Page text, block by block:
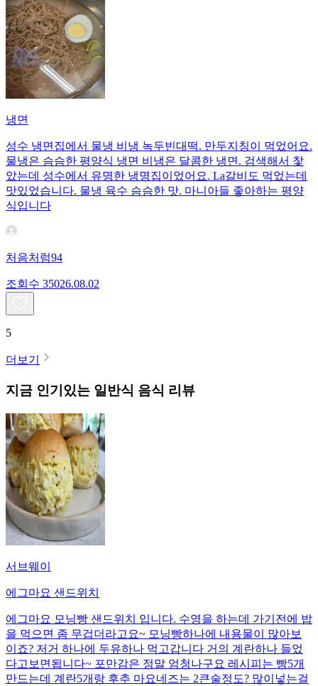
냉면
성수 냉면집에서 물냉 비냉 녹두빈대떡. 만두지칭이 먹었어요.
물냉은 슴슴한 평양식 냉면 비냉은 달콤한 냉면. 검색해서 찿
았는데 성수에서 유명한 냉명집이었어요. La갈비도 먹었는데
맛있었습니다. 물냉 육수 슴슴한 맛. 마니아들 좋아하는 평양
식입니다
처음처럼94
조회수 35026.08.02
5
더보기
지금 인기있는 일반식 음식 리뷰
서브웨이
에그마요 샌드위치
에그마요 모닝빵 샌드위치 입니다. 수영을 하는데 가기전에 밥
을 먹으면 좀 무겁더라고요~ 모닝빵하나에 내용물이 많아보
이죠? 저거 하나에 두유하나 먹고갑니다 거의 계란하나 들었
다고보면됩니다~ 포만감은 정말 엄청나구요 레시피는 빵5개
만드는데 계란5개랑 후추 마요네즈는 2큰술정도? 많이넣는걸